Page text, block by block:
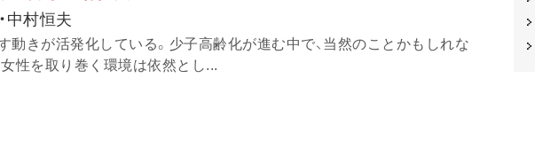
中村恒夫
動きが活発化している。少子高齢化が進む中で、当然のことかもしれな
女性を取り巻く環境は依然とし...